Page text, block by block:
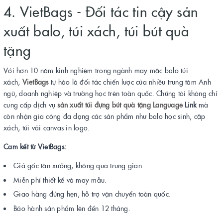
4. VietBags - Đối tác tin cậy sản
xuất balo, túi xách, túi bút quà
tặng
Với hơn 10 năm kinh nghiệm trong ngành may mặc balo túi
xách, VietBags tự hào là đối tác chiến lược của nhiều trung tâm Anh
ngữ, doanh nghiệp và trường học trên toàn quốc. Chúng tôi không chỉ
cung cấp dịch vụsản xuất túi đựng bút quà tặng LanguageLinkmà
còn nhận gia công đa dạng các sản phẩm như balo học sinh, cặp
xách, túi vải canvas in logo.
Cam kết từ VietBags:
Giá gốc tận xưởng, không qua trung gian.
Miễn phí thiết kế và may mẫu.
Giao hàng đúng hẹn, hỗ trợ vận chuyển toàn quốc.
Bảo hành sản phẩm lên đến 12 tháng.